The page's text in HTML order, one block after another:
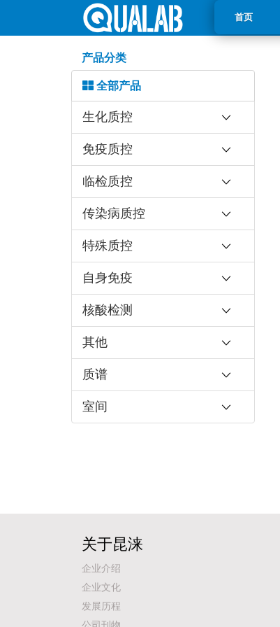
首页
产品分类
全部产品
生化质控
免疫质控
临检质控
传染病质控
特殊质控
自身免疫
核酸检测
其他
质谱
室间
关于昆涞
企业介绍
企业文化
发展历程